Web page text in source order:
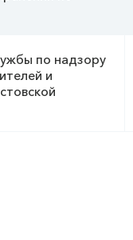
по надзору
и